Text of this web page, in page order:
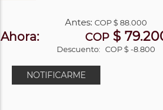
Antes: COP$ 88.000
Ahora: COP$
Descuento: COP $ -8.800
NOTIFICARME